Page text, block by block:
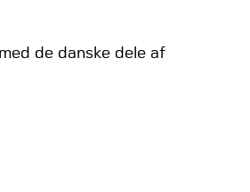
de danske dele af